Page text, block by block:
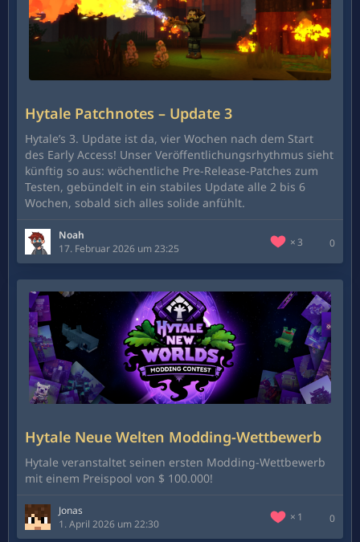
Hytale Patchnotes – Update 3
Hytale’s 3. Update ist da, vier Wochen nach dem Start
des Early Access! Unser Veröffentlichungsrhythmus sieht
künftig so aus: wöchentliche Pre-Release-Patches zum
Testen, gebündelt in ein stabiles Update alle 2 bis 6
Wochen, sobald sich alles solide anfühlt.
Noah
17. Februar 2026 um 23:25
3 0
Hytale Neue Welten Modding-Wettbewerb
Hytale veranstaltet seinen ersten Modding-Wettbewerb
mit einem Preispool von $ 100.000!
Jonas
1. April 2026 um 22:30
1 0